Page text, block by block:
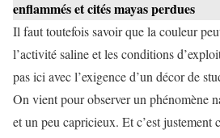
enflammés et cités mayas perdues
Il faut toutefois savoir que la couleur
l’activité saline et les conditions
pas ici avec l’exigence d’un décor de
On vient pour observer un phénomène
et un peu capricieux. Et c’est justement